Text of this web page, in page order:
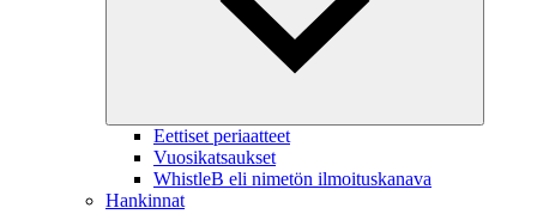
Eettiset periaatteet
Vuosikatsaukset
WhistleB eli nimetön ilmoituskanava
Hankinnat